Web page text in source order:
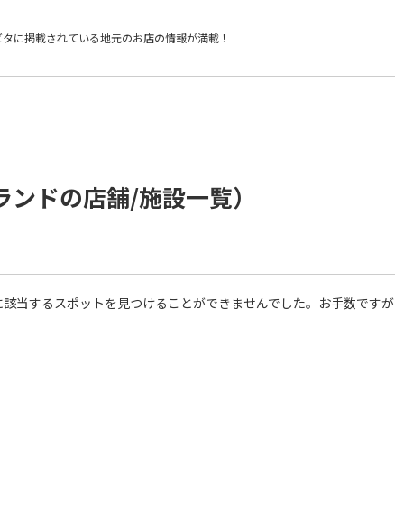
タに掲載されている地元のお店の情報が満載！
ドの店舗/施設一覧）
当するスポットを見つけることができませんでした。お手数ですが